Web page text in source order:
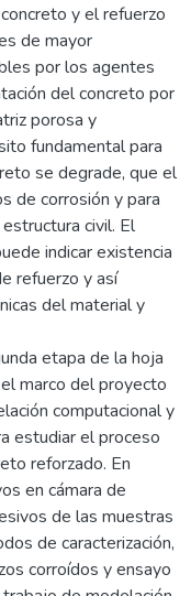
y el refuerzo
de mayor
por los agentes
del concreto por
porosa y
fundamental para
se degrade, que el
de corrosión y para
civil. El
indicar existencia
refuerzo y así
del material y
etapa de la hoja
marco del proyecto
computacional y
estudiar el proceso
reforzado. En
en cámara de
de las muestras
de caracterización,
corroídos y ensayo